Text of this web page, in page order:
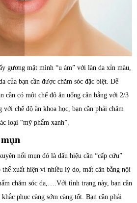
gương mặt mình “u ám” với làn da xỉn màu,
của bạn cần được chăm sóc đặc biệt. Để
cần có một chế độ ăn uống cân bằng với 2/3
chế độ ăn khoa học, bạn cần phải chăm
loại “mỹ phẩm xanh”.
nổi mụn đó là dấu hiệu cần “cấp cứu”
xuất hiện vì nhiều lý do, mất cân bằng nội
chăm sóc da,….Với tình trạng này, bạn cần
phục càng sớm càng tốt. Bạn cần phải